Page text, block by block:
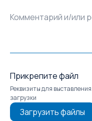
Прикрепите файл
Реквизиты для
загрузки
Загрузить файлы